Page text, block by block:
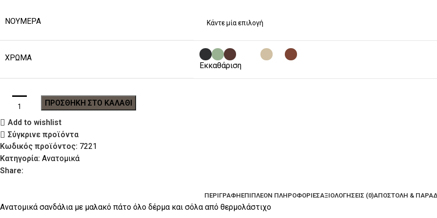
ΝΟΥΜΕΡΑ
ΧΡΏΜΑ
Εκκαθάριση
ΠΡΟΣΘΉΚΗ ΣΤΟ ΚΑΛΆΘΙ
Add to wishlist
Σύγκρινε προϊόντα
Κωδικός προϊόντος: 7221
Κατηγορία: Ανατομικά
Share:
ΠΕΡΙΓΡΑΦΉΕΠΙΠΛΈΟΝ ΠΛΗΡΟΦΟΡΊΕΣΑΞΙΟΛΟΓΉΣΕΙΣ (0)ΑΠΟΣΤΟΛΉ &
Ανατομικά σανδάλια με μαλακό πάτο όλο δέρμα και σόλα από θερμολάστιχο